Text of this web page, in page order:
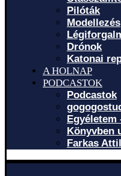
Pilóták
Modellezés
Drónok
Katonai
A HOLNAP
PODCASTOK
Podcastok
Egyéletem
Könyvben
Farkas